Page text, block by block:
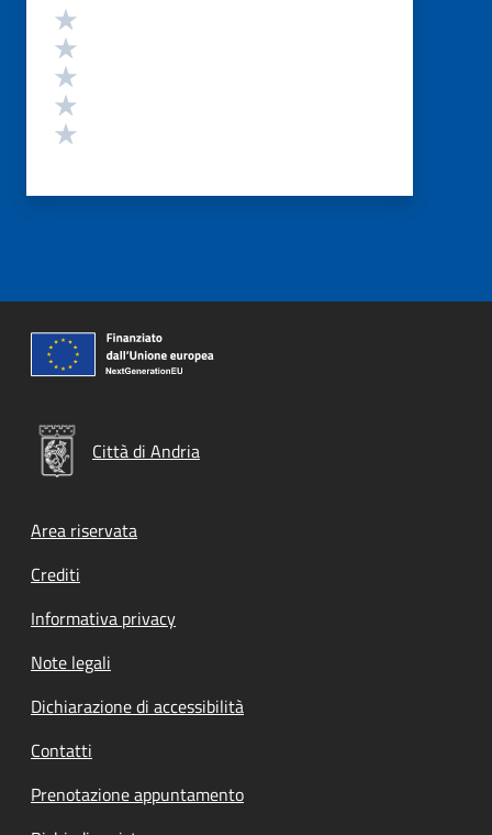
Valutazione
Città di Andria
Footer menu
Area riservata
Crediti
Informativa privacy
Note legali
Dichiarazione di accessibilità
Contatti
Prenotazione appuntamento